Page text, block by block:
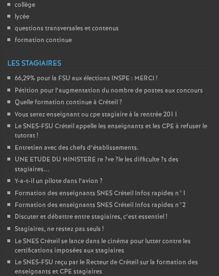
s
T
o
u
r
s
collège
lycée
questions transversales et contenus
formation continue
LES STAGIAIRES
66,29% pour la FSU aux élections INSPE : MERCI !
Pétition pour l’augmentation du nombre de postes aux concours
Quelle formation continue à Créteil?
Vous serez enseignant ou cpe stagiaire à la rentrée 2011
LeSNES-FSU Créteil appelle les enseignants et les CPE à refuser le
tutorat!
Entretien avec des chefs d’établissements.
UNE ETUDE DU MINISTERE re?ve?le les difficulte?s des
stagiaires...
Y-a-t-il un pilote dans l’avion ?
Formation des enseignants SNESCréteil Infos rapides n°1
Formation des enseignants SNESCréteil Infos rapides n°2
Discuter et débattre entre stagiaires, c’est essentiel!
Stagiaires, ne restez pas seuls !
LeSNESCréteil se lance dans le cinéma pour lutter contre les
certifications imposées aux stagiaires
LeSNES-FSU reçu par le Recteur de Créteil sur la formation des
enseignants etCPE stagiaires